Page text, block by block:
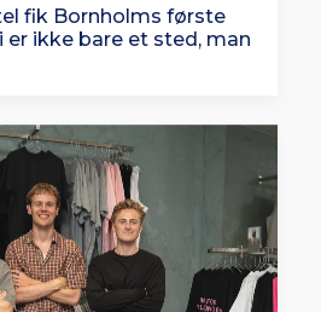
fik Bornholms første
er ikke bare et sted, man